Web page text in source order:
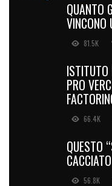
QUANTO
VINCONO
81.5K
ISTITUTO
PRO
66.4K
QUESTO
56.8K